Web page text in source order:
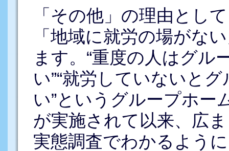
「その他」の理由とし
「地域に就労の場がな
ます。“重度の人はグル
い”“就労していないと
い”というグループホー
が実施されて以来、広
実態調査でわかるよう